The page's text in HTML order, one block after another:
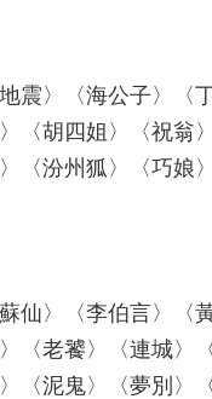
震〉〈海公子〉〈
〈胡四姐〉〈祝翁
〈汾州狐〉〈巧娘
仙〉〈李伯言〉〈
〈老饕〉〈連城〉
〈泥鬼〉〈夢別〉